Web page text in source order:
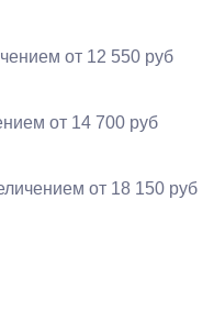
от 12 550 руб
от 14 700 руб
от 18 150 руб